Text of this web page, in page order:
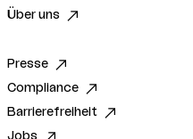
Über uns
Presse
Compliance
Barrierefreiheit
Jobs